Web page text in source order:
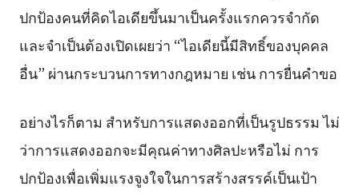
ปกป้องคนที่คิดไอเดียขึ้นมาเป็นครั้งแรกควรจำกัด
และจำเป็นต้องเปิดเผยว่า “ไอเดียนี้มีสิทธิ์ของบุคคล
อื่น” ผ่านกระบวนการทางกฎหมาย เช่น การยื่นคำขอ
อย่างไรก็ตาม สำหรับการแสดงออกที่เป็นรูปธรรม ไม่
ว่าการแสดงออกจะมีคุณค่าทางศิลปะหรือไม่ การ
ปกป้องเพื่อเพิ่มแรงจูงใจในการสร้างสรรค์เป็นเป้า